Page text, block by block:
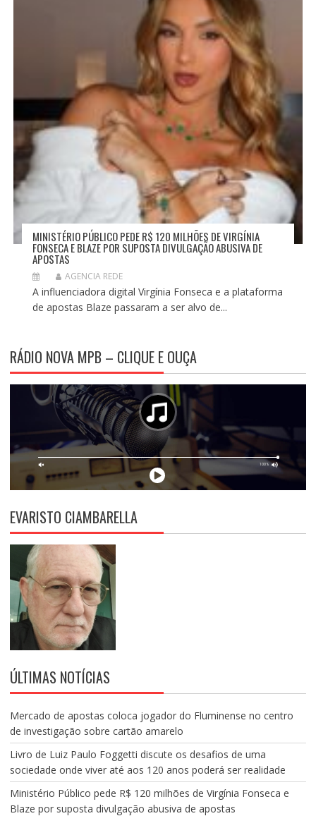
MINISTÉRIO PÚBLICO PEDE R$ 120 MILHÕES DE VIRGÍNIA
FONSECA E BLAZE POR SUPOSTA DIVULGAÇÃO ABUSIVA DE
APOSTAS
AGENCIA REDE
A influenciadora digital Virgínia Fonseca e a plataforma
de apostas Blaze passaram a ser alvo de...
RÁDIO NOVA MPB – CLIQUE E OUÇA
EVARISTO CIAMBARELLA
ÚLTIMAS NOTÍCIAS
Mercado de apostas coloca jogador do Fluminense no centro
de investigação sobre cartão amarelo
Livro de Luiz Paulo Foggetti discute os desafios de uma
sociedade onde viver até aos 120 anos poderá ser realidade
Ministério Público pede R$ 120 milhões de Virgínia Fonseca e
Blaze por suposta divulgação abusiva de apostas